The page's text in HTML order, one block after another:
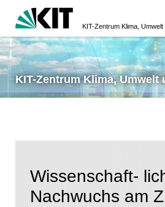
KIT-Zentrum Klima, Umwelt
Wissenschaft-
Nachwuchs am